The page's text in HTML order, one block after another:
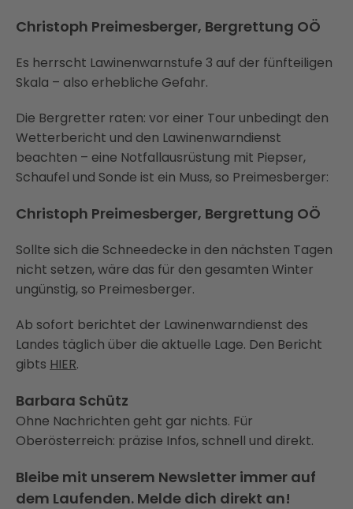
Christoph Preimesberger, Bergrettung OÖ
Es herrscht Lawinenwarnstufe 3 auf der fünfteiligen
Skala – also erhebliche Gefahr.
Die Bergretter raten: vor einer Tour unbedingt den
Wetterbericht und den Lawinenwarndienst
beachten – eine Notfallausrüstung mit Piepser,
Schaufel und Sonde ist ein Muss, so Preimesberger:
Christoph Preimesberger, Bergrettung OÖ
Sollte sich die Schneedecke in den nächsten Tagen
nicht setzen, wäre das für den gesamten Winter
ungünstig, so Preimesberger.
Ab sofort berichtet der Lawinenwarndienst des
Landes täglich über die aktuelle Lage. Den Bericht
gibts HIER.
Barbara Schütz
Ohne Nachrichten geht gar nichts. Für
Oberösterreich: präzise Infos, schnell und direkt.
Bleibe mit unserem Newsletter immer auf
dem Laufenden. Melde dich direkt an!